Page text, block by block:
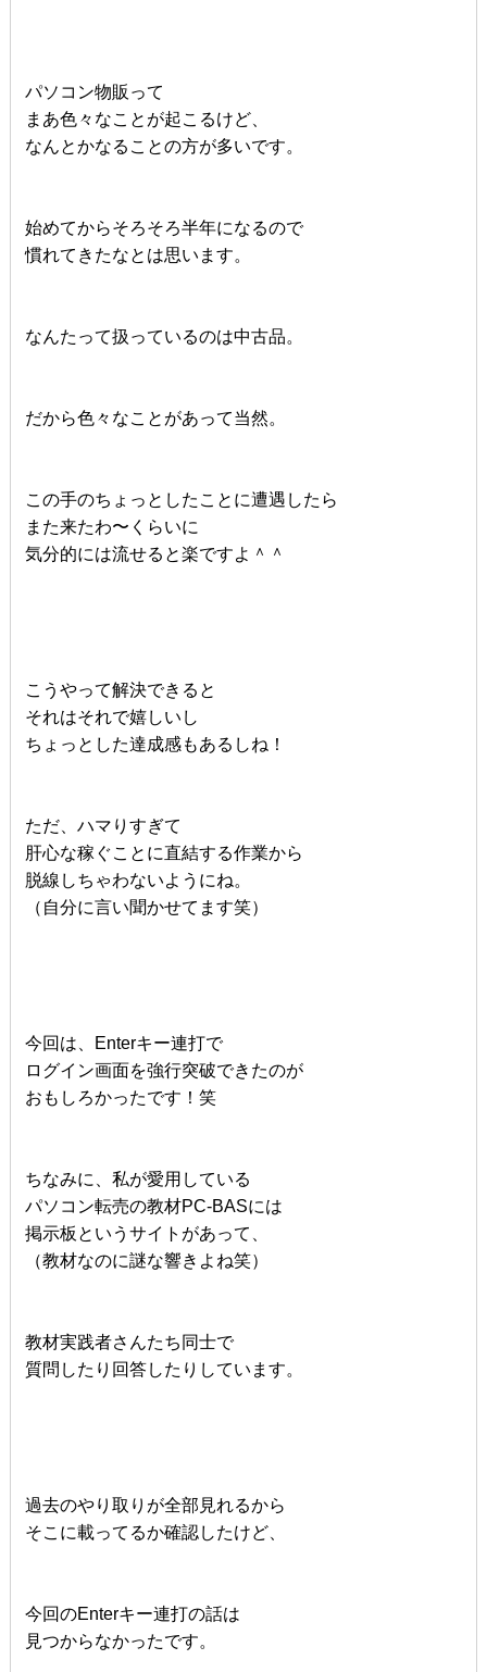
パソコン物販って
まあ色々なことが起こるけど、
なんとかなることの方が多いです。
始めてからそろそろ半年になるので
慣れてきたなとは思います。
なんたって扱っているのは中古品。
だから色々なことがあって当然。
この手のちょっとしたことに遭遇したら
また来たわ〜くらいに
気分的には流せると楽ですよ＾＾
こうやって解決できると
それはそれで嬉しいし
ちょっとした達成感もあるしね！
ただ、ハマりすぎて
肝心な稼ぐことに直結する作業から
脱線しちゃわないようにね。
（自分に言い聞かせてます笑）
今回は、Enterキー連打で
ログイン画面を強行突破できたのが
おもしろかったです！笑
ちなみに、私が愛用している
パソコン転売の教材PC-BASには
掲示板というサイトがあって、
（教材なのに謎な響きよね笑）
教材実践者さんたち同士で
質問したり回答したりしています。
過去のやり取りが全部見れるから
そこに載ってるか確認したけど、
今回のEnterキー連打の話は
見つからなかったです。